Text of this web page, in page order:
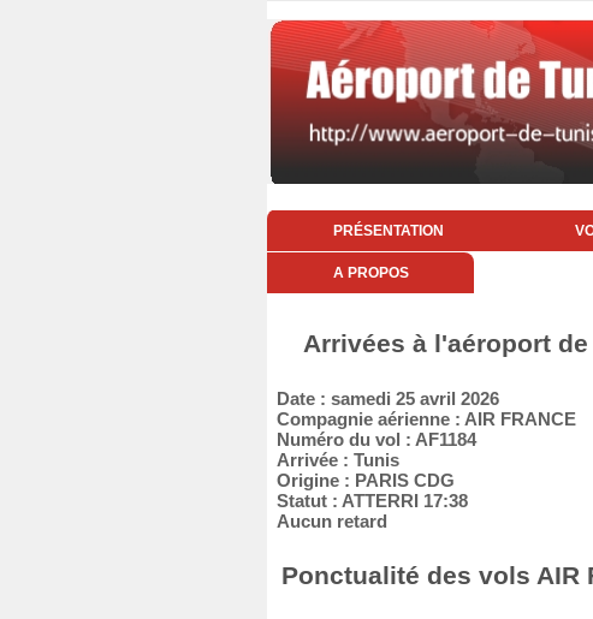
PRÉSENTATION
A PROPOS
Arrivées à l'aéroport
Date : samedi 25 avril 2026
Compagnie aérienne : AIR FRANCE
Numéro du vol : AF1184
Arrivée : Tunis
Origine : PARIS CDG
Statut : ATTERRI 17:38
Aucun retard
Ponctualité des vols AIR